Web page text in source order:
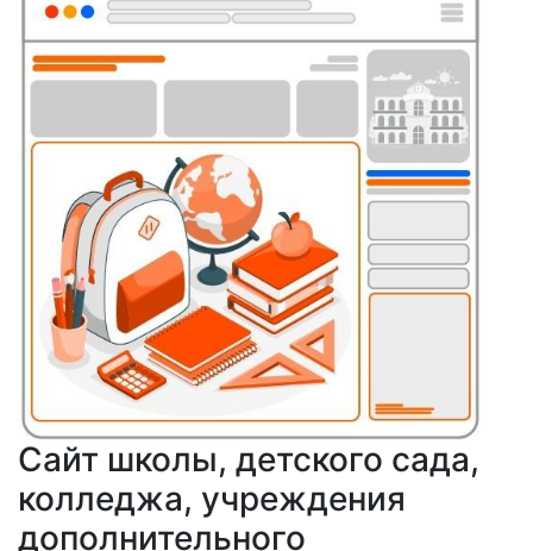
Сайт школы, детского сада,
колледжа, учреждения
дополнительного